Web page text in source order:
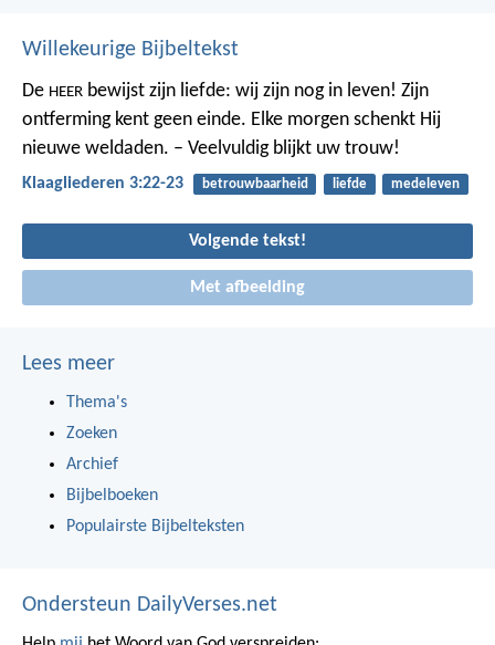
Willekeurige Bijbeltekst
De HEER bewijst zijn liefde: wij zijn nog in leven! Zijn
ontferming kent geen einde. Elke morgen schenkt Hij
nieuwe weldaden. – Veelvuldig blijkt uw trouw!
Klaagliederen 3:22-23 betrouwbaarheid liefde medeleven
Volgende tekst!
Met afbeelding
Lees meer
Thema's
Zoeken
Archief
Bijbelboeken
Populairste Bijbelteksten
Ondersteun DailyVerses.net